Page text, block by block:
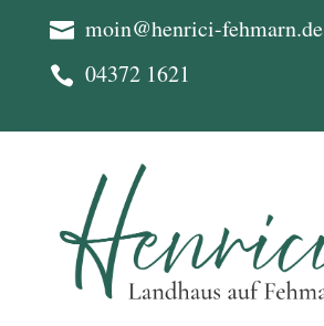
 moin@henrici-fehmarn.de
 04372 1621